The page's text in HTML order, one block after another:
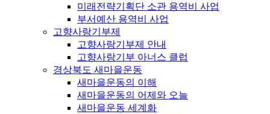
미래전략기획단 소관 용역비 사업
부서예산 용역비 사업
고향사랑기부제
고향사랑기부제 안내
고향사랑기부 아너스 클럽
경상북도 새마을운동
새마을운동의 이해
새마을운동의 어제와 오늘
새마을운동 세계화